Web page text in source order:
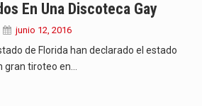
El amanecer de este miércoles se caracteriza por un ambiente…
Hace casi dos meses que Rivas dejó el Senado y,…
En Una Discoteca Gay
junio 12, 2016
de Florida han declarado el estado
tiroteo en…